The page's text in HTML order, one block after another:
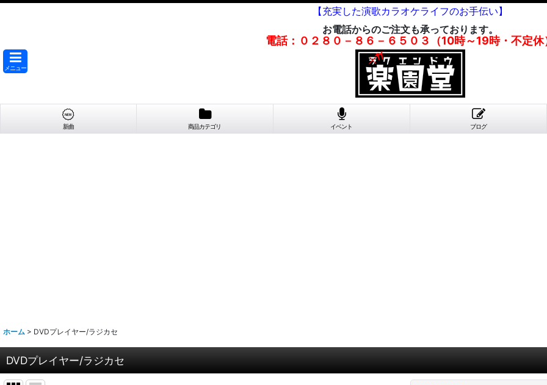
【充実した演歌カラオケライフのお手伝い】
お電話からのご注文も承っております。
電話：０２８０－８６－６５０３（10時～19時・不定休
メニュー
新曲 商品カテゴリ イベント ブログ
ホーム > DVDプレイヤー/ラジカセ
DVDプレイヤー/ラジカセ